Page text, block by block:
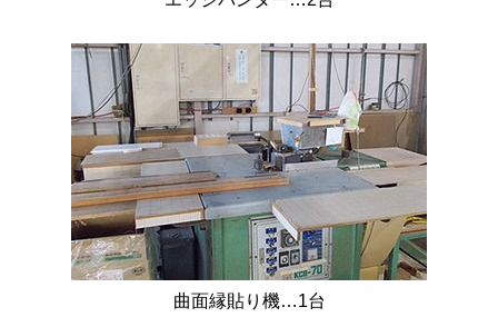
曲面縁貼り機…1台